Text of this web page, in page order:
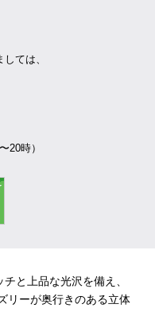
ては、
20時）
と上品な光沢を備え、
リーが奥行きのある立体